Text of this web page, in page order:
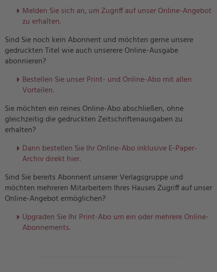
Melden Sie sich an, um Zugriff auf unser Online-Angebot
zu erhalten.
Sind Sie noch kein Abonnent und möchten gerne unsere
gedruckten Titel wie auch unserere Online-Ausgabe
abonnieren?
Bestellen Sie unser Print- und Online-Abo mit allen
Vorteilen.
Sie möchten ein reines Online-Abo abschließen, ohne
gleichzeitig die gedruckten Zeitschriftenausgaben zu
erhalten?
Dann bestellen Sie Ihr Online-Abo inklusive E-Paper-
Archiv direkt hier.
Sind Sie bereits Abonnent unserer Verlagsgruppe und
möchten mehreren Mitarbeitern Ihres Hauses Zugriff auf unser
Online-Angebot ermöglichen?
Upgraden Sie Ihr Print-Abo um ein oder mehrere Online-
Abonnements.